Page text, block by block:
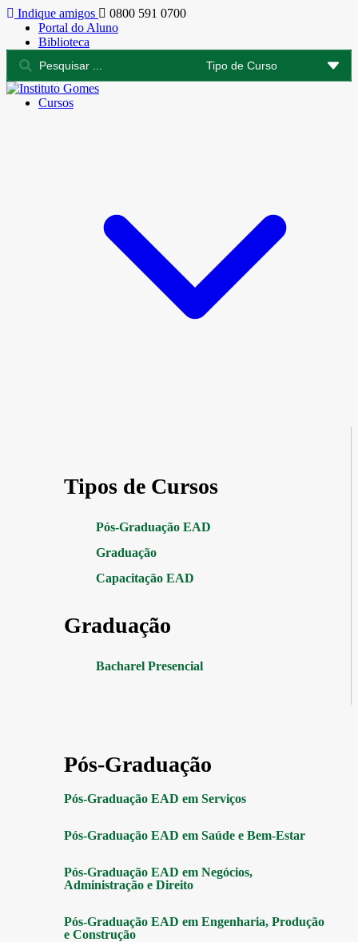
Indique amigos
0800 591 0700
Portal do Aluno
Biblioteca
Cursos
Tipos de Cursos
Pós-Graduação EAD
Graduação
Capacitação EAD
Graduação
Bacharel Presencial
Pós-Graduação
Pós-Graduação EAD em Serviços
Pós-Graduação EAD em Saúde e Bem-Estar
Pós-Graduação EAD em Negócios,
Administração e Direito
Pós-Graduação EAD em Engenharia, Produção
e Construção